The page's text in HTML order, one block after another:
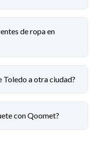
de ropa en
Toledo a otra ciudad?
con Qoomet?